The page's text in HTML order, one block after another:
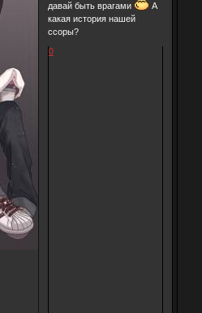
давай быть врагами
А
какая история нашей
ссоры?
0